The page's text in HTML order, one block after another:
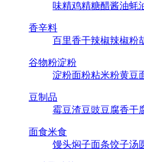
味精鸡精糖醋酱油蚝
香辛料
百里香干辣椒辣椒粉
谷物粉淀粉
淀粉面粉粘米粉黄豆
豆制品
霉豆渣豆豉豆腐香干
面食米食
馒头焖子面条饺子汤